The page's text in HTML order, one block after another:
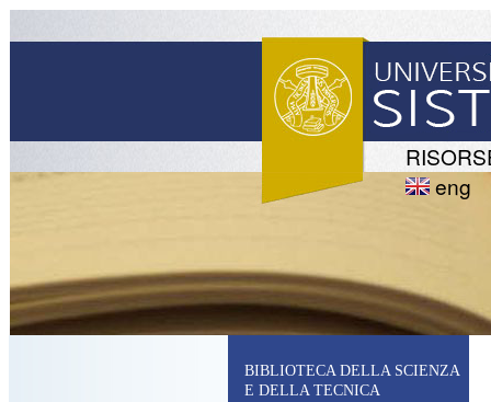
eng
BIBLIOTECA DELLA SCIENZA
E DELLA TECNICA